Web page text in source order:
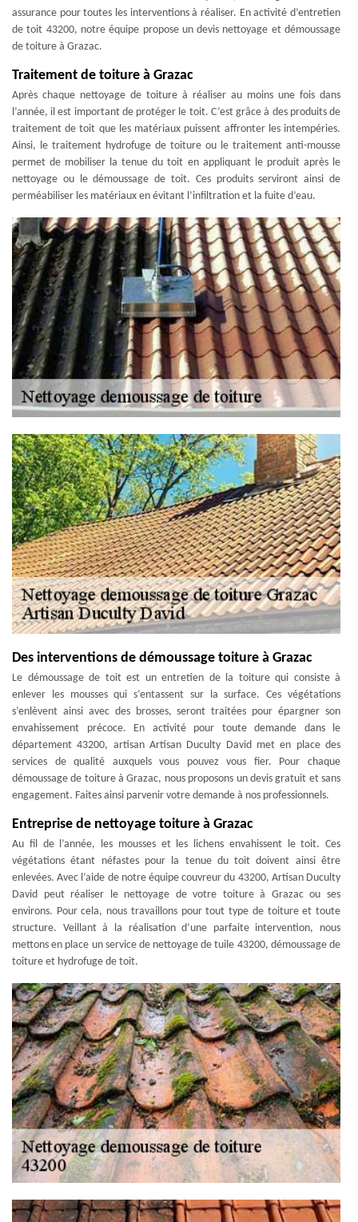
assurance pour toutes les interventions à réaliser. En activité d’entretien
de toit 43200, notre équipe propose un devis nettoyage et démoussage
de toiture à Grazac.
Traitement de toiture à Grazac
Après chaque nettoyage de toiture à réaliser au moins une fois dans
l’année, il est important de protéger le toit. C’est grâce à des produits de
traitement de toit que les matériaux puissent affronter les intempéries.
Ainsi, le traitement hydrofuge de toiture ou le traitement anti-mousse
permet de mobiliser la tenue du toit en appliquant le produit après le
nettoyage ou le démoussage de toit. Ces produits serviront ainsi de
perméabiliser les matériaux en évitant l’infiltration et la fuite d’eau.
Des interventions de démoussage toiture à Grazac
Le démoussage de toit est un entretien de la toiture qui consiste à
enlever les mousses qui s’entassent sur la surface. Ces végétations
s’enlèvent ainsi avec des brosses, seront traitées pour épargner son
envahissement précoce. En activité pour toute demande dans le
département 43200, artisan Artisan Duculty David met en place des
services de qualité auxquels vous pouvez vous fier. Pour chaque
démoussage de toiture à Grazac, nous proposons un devis gratuit et sans
engagement. Faites ainsi parvenir votre demande à nos professionnels.
Entreprise de nettoyage toiture à Grazac
Au fil de l’année, les mousses et les lichens envahissent le toit. Ces
végétations étant néfastes pour la tenue du toit doivent ainsi être
enlevées. Avec l’aide de notre équipe couvreur du 43200, Artisan Duculty
David peut réaliser le nettoyage de votre toiture à Grazac ou ses
environs. Pour cela, nous travaillons pour tout type de toiture et toute
structure. Veillant à la réalisation d’une parfaite intervention, nous
mettons en place un service de nettoyage de tuile 43200, démoussage de
toiture et hydrofuge de toit.